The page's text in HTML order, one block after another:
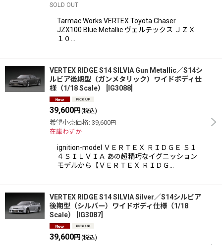
SOLD OUT
Tarmac Works VERTEX Toyota Chaser
JZX100 Blue Metallic ヴェルテックス ＪＺＸ
１０…
VERTEX RIDGE S14 SILVIA Gun Metallic／S14シ
ルビア後期型（ガンメタリック）ワイドボディ仕
様（1/18 Scale）
IG3088
39,600円 (税込)
希望小売価格: 39,600円
在庫わずか
ignition-model ＶＥＲＴＥＸ ＲＩＤＧＥ Ｓ１
４ＳＩＬＶＩＡ あの超精巧なイグニッション
モデルから【ＶＥＲＴＥＸ ＲＩＤＧ…
VERTEX RIDGE S14 SILVIA Silver／S14シルビア
後期型（シルバー）ワイドボディ仕様（1/18
Scale）
IG3087
39,600円 (税込)